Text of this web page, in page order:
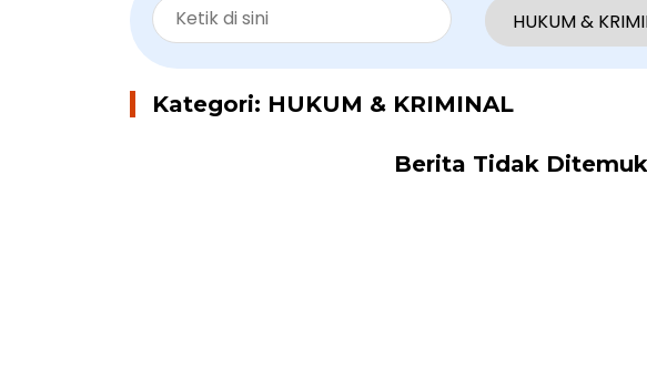
Kategori: HUKUM & KRIMINAL
Berita Tidak